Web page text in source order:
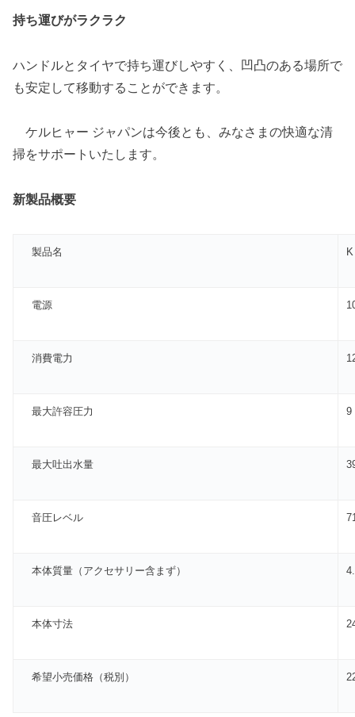
持ち運びがラクラク
ハンドルとタイヤで持ち運びしやすく、凹凸のある場所で
も安定して移動することができます。
ケルヒャー ジャパンは今後とも、みなさまの快適な清
掃をサポートいたします。
新製品概要
製品名
電源
消費電力
最大許容圧力 9
最大吐出水量
音圧レベル
本体質量（アクセサリー含まず）
本体寸法
希望小売価格（税別）